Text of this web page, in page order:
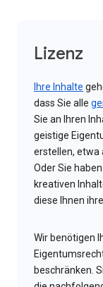
Lizenz
Ihre Inhalte
dass Sie alle
Sie an Ihren
geistige
erstellen, etwa
Oder Sie
kreativen
diese Ihnen
Wir benötigen
beschränken.